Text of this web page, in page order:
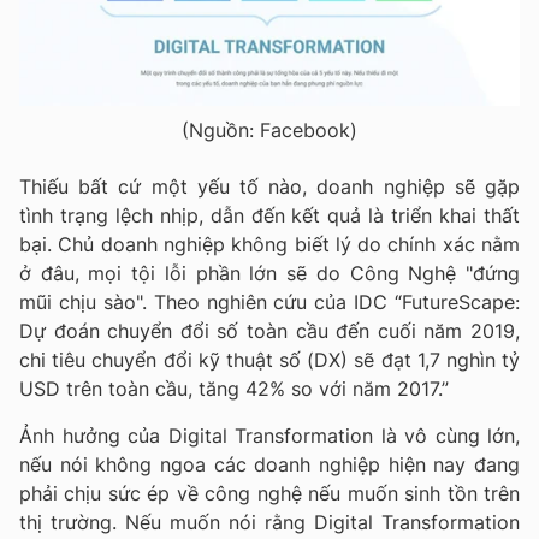
(Nguồn: Facebook)
Thiếu bất cứ một yếu tố nào, doanh nghiệp sẽ gặp
tình trạng lệch nhịp, dẫn đến kết quả là triển khai thất
bại. Chủ doanh nghiệp không biết lý do chính xác nằm
ở đâu, mọi tội lỗi phần lớn sẽ do Công Nghệ "đứng
mũi chịu sào". Theo nghiên cứu của IDC “FutureScape:
Dự đoán chuyển đổi số toàn cầu đến cuối năm 2019,
chi tiêu chuyển đổi kỹ thuật số (DX) sẽ đạt 1,7 nghìn tỷ
USD trên toàn cầu, tăng 42% so với năm 2017.”
Ảnh hưởng của Digital Transformation là vô cùng lớn,
nếu nói không ngoa các doanh nghiệp hiện nay đang
phải chịu sức ép về công nghệ nếu muốn sinh tồn trên
thị trường. Nếu muốn nói rằng Digital Transformation